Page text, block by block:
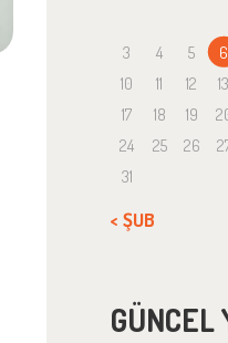
3
4 5 6
10
11 12 13
17
18 19
24
25 26
31
« ŞUB
GÜNCEL